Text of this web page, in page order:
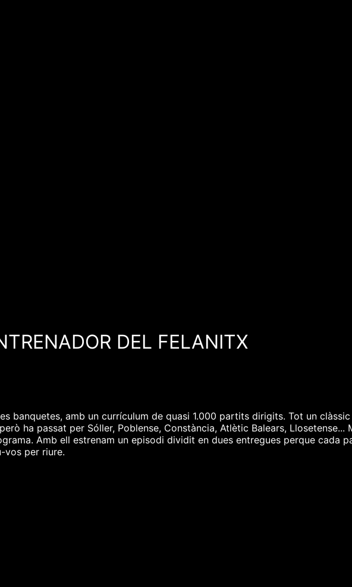
DEL FELANITX
banquetes, amb un currículum de quasi 1.000 partits dirigits. Tot un
ha passat per Sóller, Poblense, Constància, Atlètic Balears,
Amb ell estrenam un episodi dividit en dues entregues perque cada
vos per riure.